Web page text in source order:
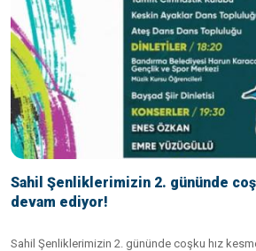
Sahil Şenliklerimizin 2. gününde
devam ediyor!
Sahil Şenliklerimizin 2. gününde coşku hız